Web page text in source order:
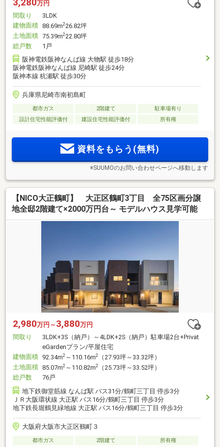
万円
間取り
3LDK
建物面積 88.69m2 26.82坪
土地面積 75.39m2 22.80坪
総戸数
1戸
阪神電鉄阪神なんば線 大物駅 徒歩18分
阪神電鉄阪神なんば線 尼崎駅 徒歩24分
阪神本線 杭瀬駅 徒歩30分
兵庫県尼崎市南初島町
都市ガス 2階建て
駐車場有り
設計住宅性能評価付
建設住宅性能評価付 所有権
資料をもらう(無料)
※SUUMOのお問い合わせページへ移動します
【NICO大正鶴町】 大正区鶴町3丁目 全75区画分譲
地全邸2階建て×2000万円台～ モデルハウス見学可能
2,980万円～ 3,880万円
間取り
3LDK+3S（納戸）～4LDK+2S（納戸）駐車場2台+Privat
eGardenプラン/平屋住宅
建物面積 92.34m2 ～110.16m2
（27.93坪～33.32坪）
土地面積 85.07m2 ～110.82m2
（25.73坪～33.52坪）
総戸数
76戸
地下鉄御堂筋線 なんば駅 バス31分/鶴町三丁目 停歩3分
ＪＲ大阪環状線 大正駅 バス16分/鶴町三丁目 停歩3分
地下鉄長堀鶴見緑地線 大正駅 バス16分/鶴町三丁目 停歩3分
大阪府大阪市大正区鶴町３
都市ガス 2階建て
所有権